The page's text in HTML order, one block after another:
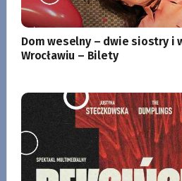
Dom weselny – dwie siostry i
Wrocławiu – Bilety